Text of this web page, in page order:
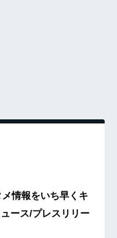
情報をいち早くキ
ース/プレスリリー